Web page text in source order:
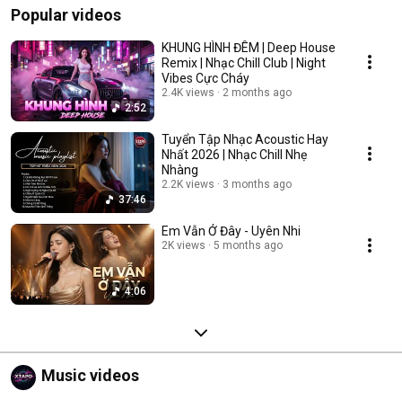
Popular videos
2:52
KHUNG HÌNH ĐÊM | Deep House
Remix | Nhạc Chill Club | Night
Vibes Cực Cháy
2.4K views 2 months ago
37:46
Tuyển Tập Nhạc Acoustic Hay
Nhất 2026 | Nhạc Chill Nhẹ
Nhàng
2.2K views 3 months ago
4:06
Em Vẫn Ở Đây - Uyên Nhi
2K views 5 months ago
Music videos